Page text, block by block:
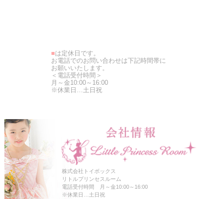
■は定休日です。
お電話でのお問い合わせは下記時間帯に
お願いいたします。
＜電話受付時間＞
月～金10:00～16:00
※休業日…土日祝
株式会社トイボックス
リトルプリンセスルーム
電話受付時間 月～金10:00～16:00
※休業日…土日祝